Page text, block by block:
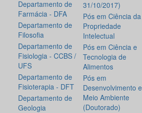
Departamento de
Farmácia - DFA
Departamento de
Filosofia
Departamento de
Fisiologia - CCBS /
UFS
Departamento de
Fisioterapia - DFT
Departamento de
Geologia
31/10/2017)
Pós em Ciência da
Propriedade
Intelectual
Pós em Ciência e
Tecnologia de
Alimentos
Pós em
Desenvolvimento e
Meio Ambiente
(Doutorado)